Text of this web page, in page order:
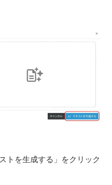
トを生成する」をクリック